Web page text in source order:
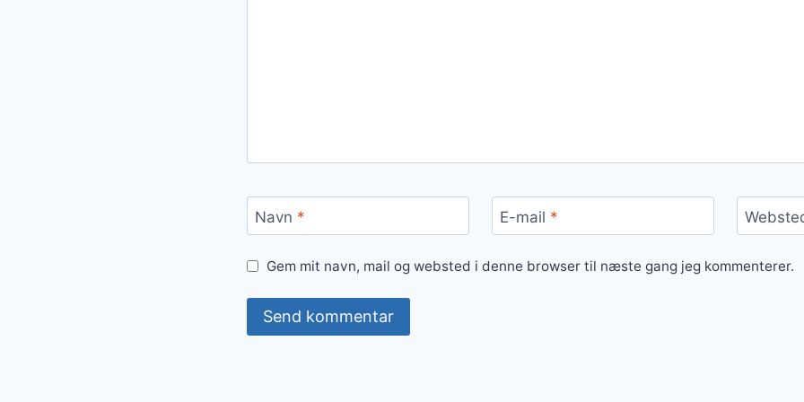
Navn * E-mail *
Gem mit navn, mail og websted i denne browser til næste gang jeg kommenterer.